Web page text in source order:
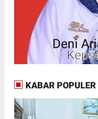
KABAR POPULER